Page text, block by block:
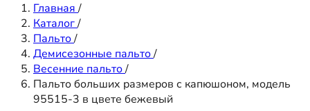
Главная /
Каталог/
Пальто/
Демисезонные пальто/
Весенние пальто/
Пальто больших размеров с капюшоном, модель
95515-3 в цвете бежевый